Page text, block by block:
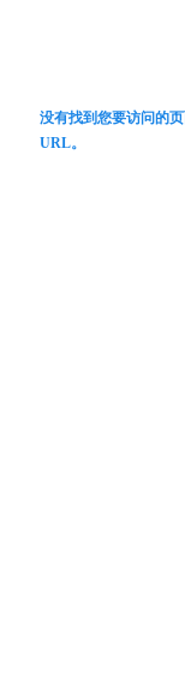
没有找到您要访问的
URL。